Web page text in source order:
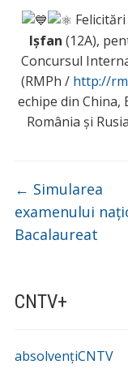
CNTV+
absolvențiCNTV
Ișfan (12A),
Concursul
(RMPh / http://
echipe din China,
România și
← Simularea
examenului
Bacalaureat